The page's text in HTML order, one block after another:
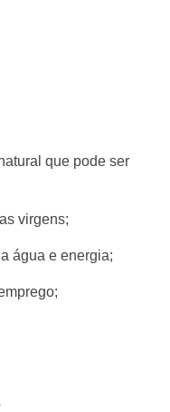
que pode ser
virgens;
água e energia;